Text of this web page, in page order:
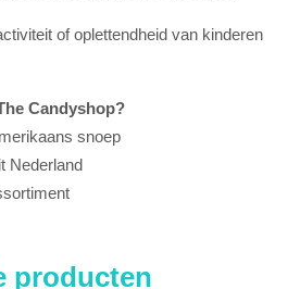
of oplettendheid van kinderen
Candyshop?
snoep
Nederland
producten